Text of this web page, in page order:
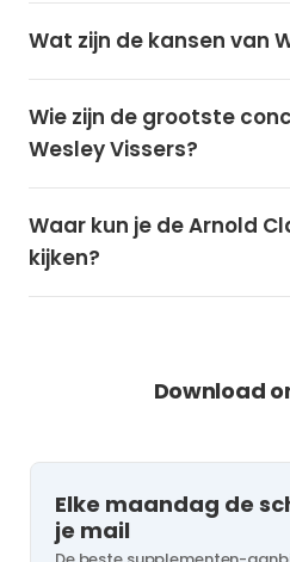
Wat zijn de kansen van
Wie zijn de grootste
Wesley Vissers?
Waar kun je de Arnold
kijken?
Download
Elke maandag de
je mail